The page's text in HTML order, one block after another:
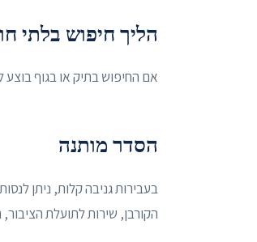
הליך חיפוש בלתי
אם החיפוש בתיק או בגוף
הסדר מותנה
בעבירות גניבה קלות, ניתן
הקורבן, שירות לתועלת